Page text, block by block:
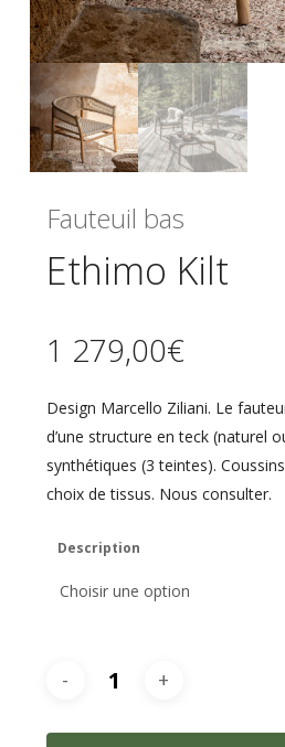
Fauteuil bas
Ethimo Kilt
1 279,00€
Design Marcello Ziliani. Le
d’une structure en teck (naturel
synthétiques (3 teintes).
choix de tissus. Nous consulter.
Description